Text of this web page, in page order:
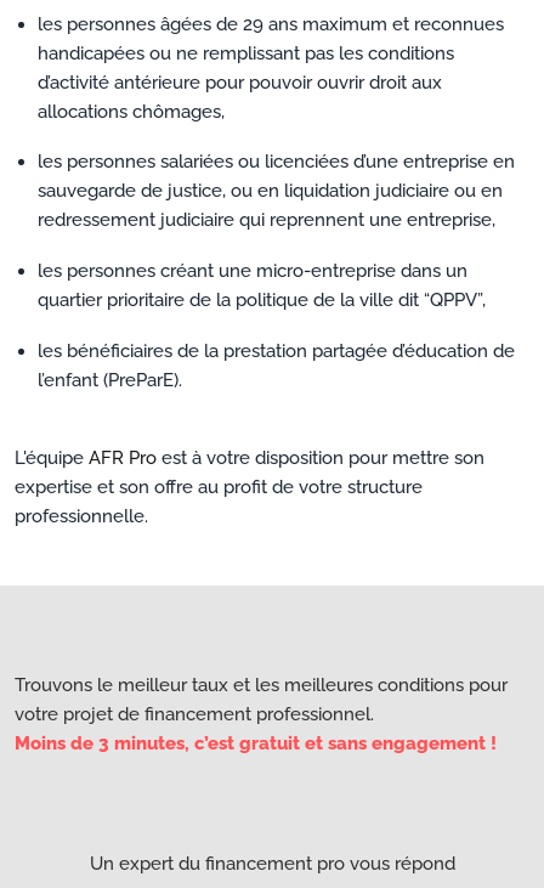
les personnes âgées de 29 ans maximum et reconnues
handicapées ou ne remplissant pas les conditions
d’activité antérieure pour pouvoir ouvrir droit aux
allocations chômages,
les personnes salariées ou licenciées d’une entreprise en
sauvegarde de justice, ou en liquidation judiciaire ou en
redressement judiciaire qui reprennent une entreprise,
les personnes créant une micro-entreprise dans un
quartier prioritaire de la politique de la ville dit “QPPV”,
les bénéficiaires de la prestation partagée d’éducation de
l’enfant (PreParE).
L'équipe AFR Pro est à votre disposition pour mettre son
expertise et son offre au profit de votre structure
professionnelle.
Trouvons le meilleur taux et les meilleures conditions pour
votre projet de financement professionnel.
Moins de 3 minutes, c’est gratuit et sans engagement !
Un expert du financement pro vous répond